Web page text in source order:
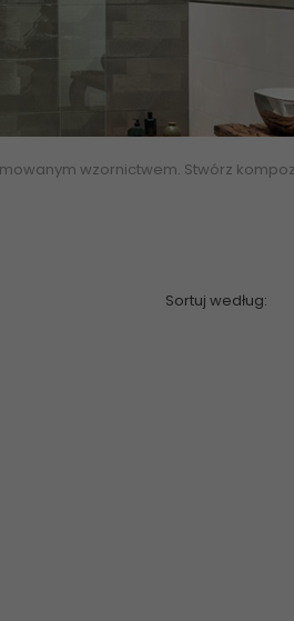
wzornictwem. Stwórz
Sortuj według: